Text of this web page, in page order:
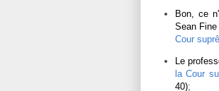
Bon, ce
Sean
Cour
Le
la Cour
40);